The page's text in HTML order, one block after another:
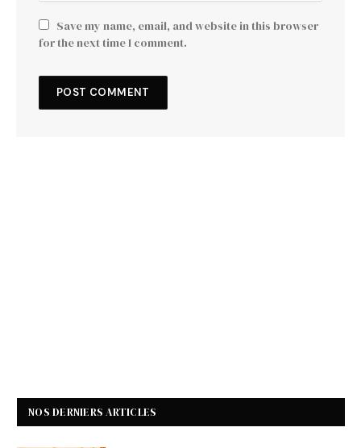
Save my name, email, and website in this browser
for the next time I comment.
NOS DERNIERS ARTICLES